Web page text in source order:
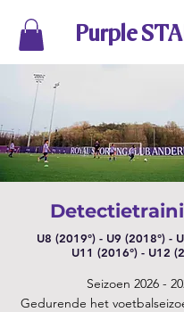
Purple
U8 (2019°) - U9 (2018°) -
U11 (2016°) - U12
Seizoen 2026 -
Gedurende het